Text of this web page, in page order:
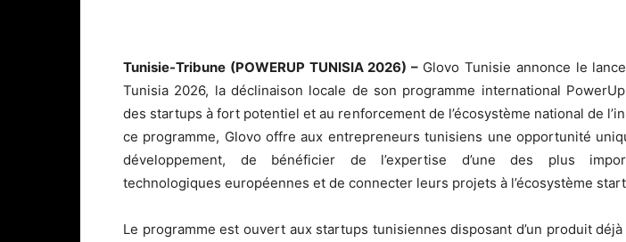
Tunisie-Tribune (POWERUP TUNISIA 2026) – Glovo Tunisie annonce le
Tunisia 2026, la déclinaison locale de son programme international
des startups à fort potentiel et au renforcement de l’écosystème national de
ce programme, Glovo offre aux entrepreneurs tunisiens une opportunité
développement, de bénéficier de l’expertise d’une des plus
technologiques européennes et de connecter leurs projets à l’écosystème
Le programme est ouvert aux startups tunisiennes disposant d’un produit